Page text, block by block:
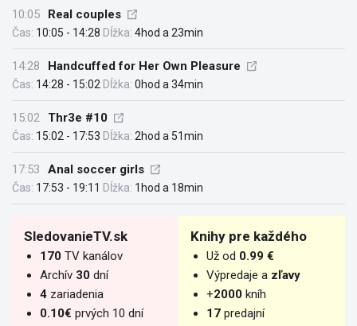
10:05 Real couples
Čas: 10:05 - 14:28 Dĺžka: 4hod a 23min
14:28 Handcuffed for Her Own Pleasure
Čas: 14:28 - 15:02 Dĺžka: 0hod a 34min
15:02 Thr3e #10
Čas: 15:02 - 17:53 Dĺžka: 2hod a 51min
17:53 Anal soccer girls
Čas: 17:53 - 19:11 Dĺžka: 1hod a 18min
SledovanieTV.sk
170 TV kanálov
Archív 30 dní
4 zariadenia
0.10€ prvých 10 dní
Knihy pre každého
Už od 0.99 €
Výpredaje a zľavy
+2000 kníh
17 predajní